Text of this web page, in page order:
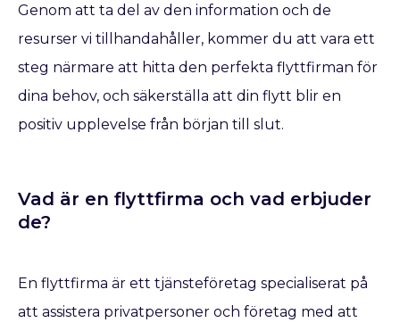
Genom att ta del av den information och de
resurser vi tillhandahåller, kommer du att vara ett
steg närmare att hitta den perfekta flyttfirman för
dina behov, och säkerställa att din flytt blir en
positiv upplevelse från början till slut.
Vad är en flyttfirma och vad erbjuder
de?
En flyttfirma är ett tjänsteföretag specialiserat på
att assistera privatpersoner och företag med att